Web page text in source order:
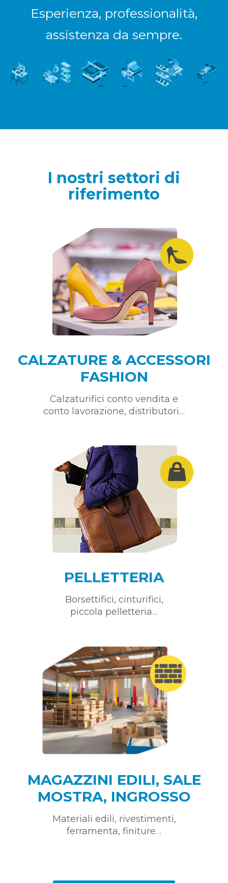
Esperienza, professionalità,
assistenza da sempre.
I nostri settori di
riferimento
CALZATURE & ACCESSORI
FASHION
Calzaturifici conto vendita e
conto lavorazione, distributori…
PELLETTERIA
Borsettifici, cinturifici,
piccola pelletteria…
MAGAZZINI EDILI, SALE
MOSTRA, INGROSSO
Materiali edili, rivestimenti,
ferramenta, finiture…